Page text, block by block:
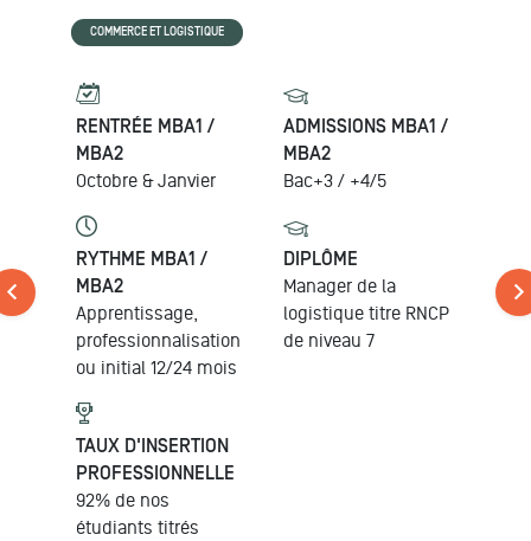
COMMERCE ET LOGISTIQUE
RENTRÉE MBA1 /
MBA2
Octobre & Janvier
ADMISSIONS MBA1 /
MBA2
Bac+3 / +4/5
RYTHME MBA1 /
MBA2
Apprentissage,
professionnalisation
ou initial 12/24 mois
DIPLÔME
Manager de la
logistique titre RNCP
de niveau 7
TAUX D'INSERTION
PROFESSIONNELLE
92% de nos
étudiants titrés